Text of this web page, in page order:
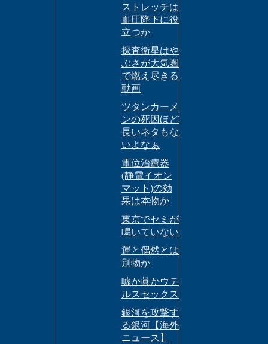
ストレッチは
血圧降下に役
立つか
探査衛星はや
ぶさが大気圏
で燃え尽きる
動画
ツタンカーメ
ンの死因ほど
長いネタもな
いよなぁ
電位治療器
(静電イオン
マット)の効
果は本物か
東京でセミが
鳴いていない
運と偶然とは
別物か
嘘か眞かウテ
ルスセックス
銀河を攻撃す
る銀河【海外
ニュース】